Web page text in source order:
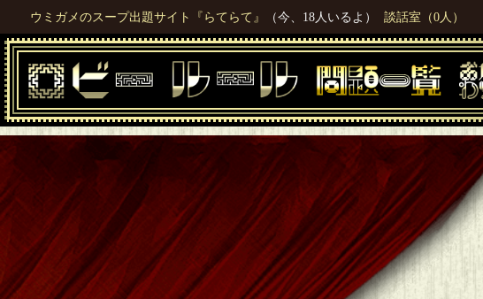
ウミガメのスープ出題サイト『らてらて』 （今、18人いるよ） 談話室（0人）